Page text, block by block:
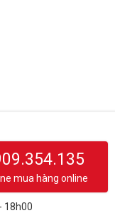
mua hàng online
18h00